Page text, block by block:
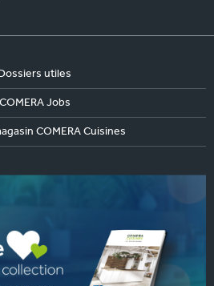
utiles
COMERA Jobs
COMERA Cuisines